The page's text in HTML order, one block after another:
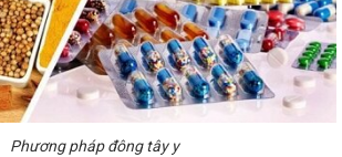
Phương pháp đông tây y